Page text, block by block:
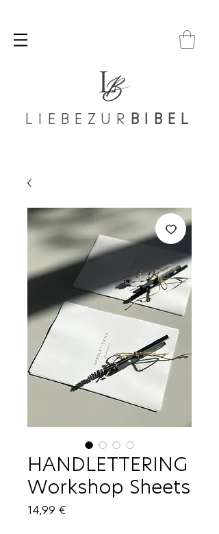
LIEBEZUR BIBEL
HANDLETTERING
Workshop Sheets
14,99 €Preis